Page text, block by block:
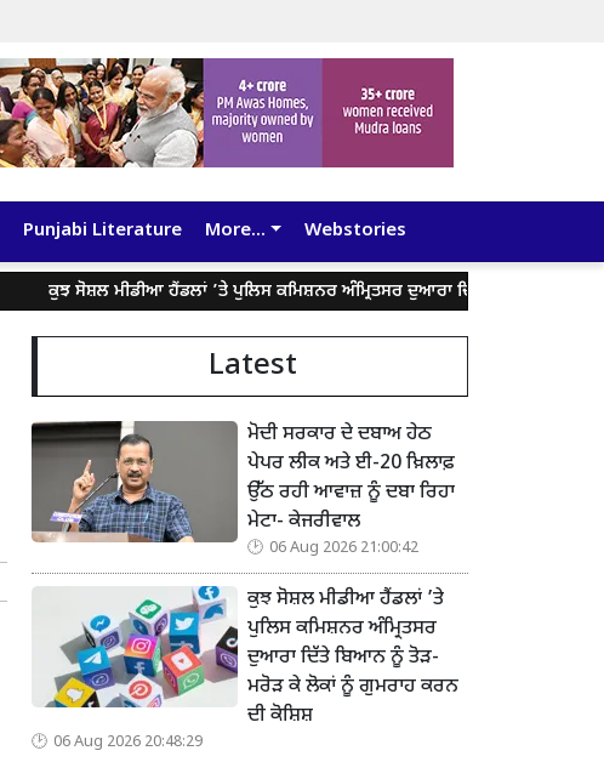
Punjabi Literature More... Webstories
ਕੁਝ ਸੋਸ਼ਲ ਮੀਡੀਆ ਹੈਂਡਲਾਂ ’ਤੇ ਪੁਲਿਸ ਕਮਿਸ਼ਨਰ ਅੰਮ੍ਰਿਤਸਰ ਦੁਆਰਾ ਦਿੱਤੇ ਬਿਆਨ ਨੂੰ ਤੋੜ-ਮਰੋੜ
Latest
ਮੋਦੀ ਸਰਕਾਰ ਦੇ ਦਬਾਅ ਹੇਠ
ਪੇਪਰ ਲੀਕ ਅਤੇ ਈ-20 ਖ਼ਿਲਾਫ਼
ਉੱਠ ਰਹੀ ਆਵਾਜ਼ ਨੂੰ ਦਬਾ ਰਿਹਾ
ਮੇਟਾ- ਕੇਜਰੀਵਾਲ
06 Aug 2026 21:00:42
ਕੁਝ ਸੋਸ਼ਲ ਮੀਡੀਆ ਹੈਂਡਲਾਂ ’ਤੇ
ਪੁਲਿਸ ਕਮਿਸ਼ਨਰ ਅੰਮ੍ਰਿਤਸਰ
ਦੁਆਰਾ ਦਿੱਤੇ ਬਿਆਨ ਨੂੰ ਤੋੜ-
ਮਰੋੜ ਕੇ ਲੋਕਾਂ ਨੂੰ ਗੁਮਰਾਹ ਕਰਨ
ਦੀ ਕੋਸ਼ਿਸ਼
06 Aug 2026 20:48:29